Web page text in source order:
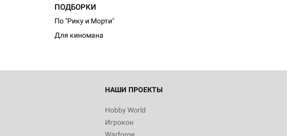
ПОДБОРКИ
По "Рику и Морти"
Для киномана
НАШИ ПРОЕКТЫ
Hobby World
Игрокон